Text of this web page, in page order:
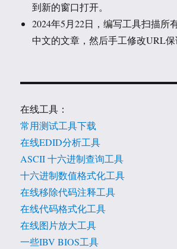
到新的窗口打开。
2024年5月22日，编写工具扫描所
中文的文章，然后手工修改URL保
在线工具：
常用测试工具下载
在线EDID分析工具
ASCII 十六进制查询工具
十六进制数值格式化工具
在线移除代码注释工具
在线代码格式化工具
在线图片放大工具
一些IBV BIOS工具